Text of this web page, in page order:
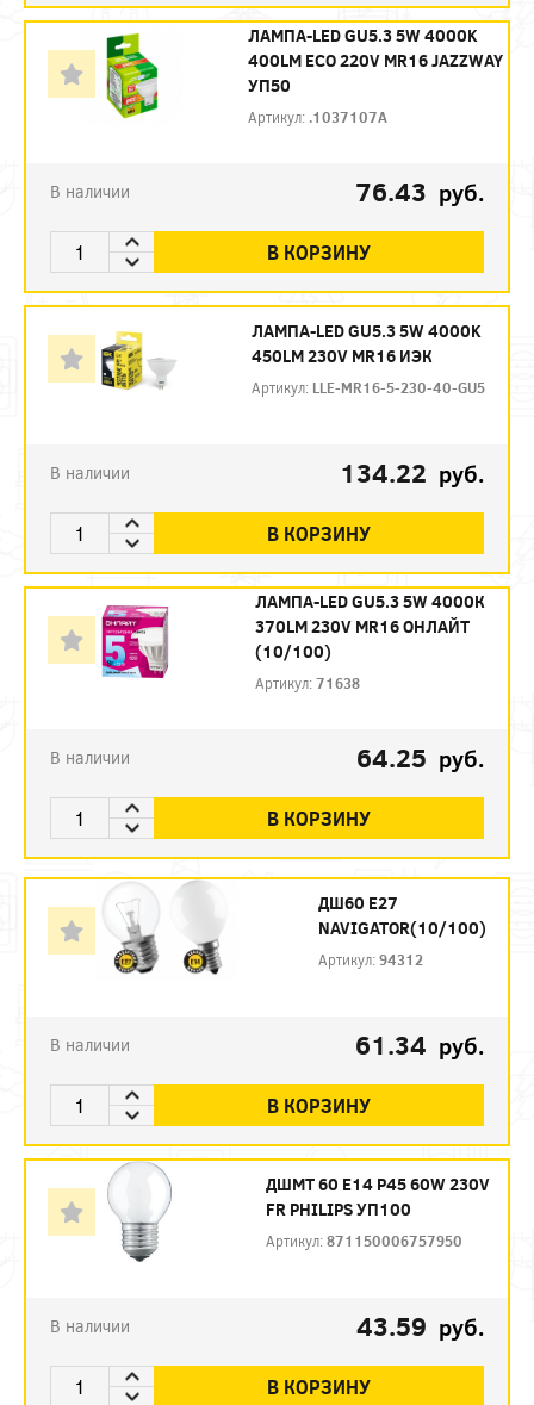
ЛАМПА-LED GU5.3 5W 4000K
400LM ECO 220V MR16 JAZZWAY
УП50
Артикул: .1037107A
В наличии 76.43 руб.
В КОРЗИНУ
ЛАМПА-LED GU5.3 5W 4000K
450LM 230V MR16 ИЭК
Артикул: LLE-MR16-5-230-40-GU5
В наличии 134.22 руб.
В КОРЗИНУ
ЛАМПА-LED GU5.3 5W 4000К
370LM 230V MR16 ОНЛАЙТ
(10/100)
Артикул:71638
В наличии 64.25 руб.
В КОРЗИНУ
ДШ60 Е27
NAVIGATOR(10/100)
Артикул:94312
В наличии 61.34 руб.
В КОРЗИНУ
ДШМТ 60 Е14 P45 60W 230V
FR PHILIPS УП100
Артикул:871150006757950
В наличии 43.59 руб.
В КОРЗИНУ